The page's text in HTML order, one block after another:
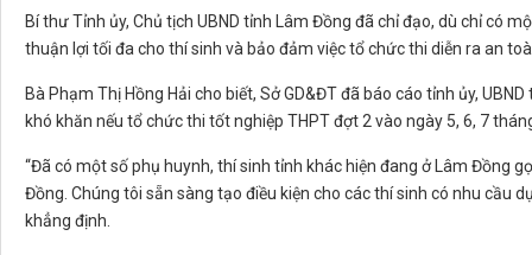
Bí thư Tỉnh ủy, Chủ tịch UBND tỉnh Lâm Đồng đã chỉ đạo, dù chỉ có
thuận lợi tối đa cho thí sinh và bảo đảm việc tổ chức thi diễn ra an
Bà Phạm Thị Hồng Hải cho biết, Sở GD&ĐT đã báo cáo tỉnh ủy,
khó khăn nếu tổ chức thi tốt nghiệp THPT đợt 2 vào ngày 5, 6, 7
“Đã có một số phụ huynh, thí sinh tỉnh khác hiện đang ở Lâm Đồng
Đồng. Chúng tôi sẵn sàng tạo điều kiện cho các thí sinh có nhu cầu
khẳng định.